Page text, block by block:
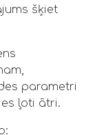
šķiet
parametri
ļoti ātri.